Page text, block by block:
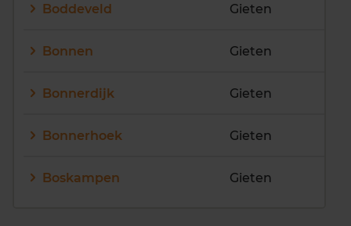
Boddeveld Gieten
Bonnen Gieten
Bonnerdijk Gieten
Bonnerhoek Gieten
Boskampen Gieten